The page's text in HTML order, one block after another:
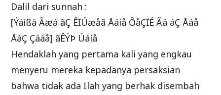
Dalil dari sunnah :
[Ýáíßä Ãæá ãÇ ÊÏÚæåã Åáíå ÔåÇÏÉ Ãä áÇ Åáå
ÅáÇ Çááå] ãÊÝÞ Úáíå
Hendaklah yang pertama kali yang engkau
menyeru mereka kepadanya persaksian
bahwa tidak ada Ilah yang berhak disembah